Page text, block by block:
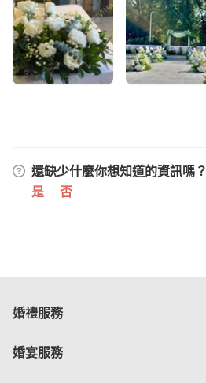
還缺少什麼你想知道的資訊嗎？
是
否
婚禮服務
婚宴服務